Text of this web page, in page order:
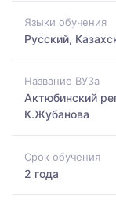
Языки обучения
Русский,
Название ВУЗа
Актюбинский
К.Жубанова
Срок обучения
2 года